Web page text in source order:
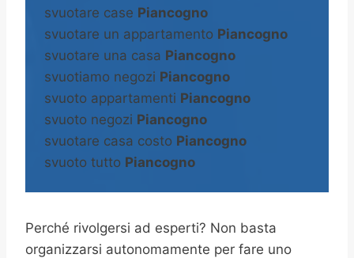
svuotare case Piancogno
svuotare un appartamento Piancogno
svuotare una casa Piancogno
svuotiamo negozi Piancogno
svuoto appartamenti Piancogno
svuoto negozi Piancogno
svuotare casa costo Piancogno
svuoto tutto Piancogno
Perché rivolgersi ad esperti? Non basta
organizzarsi autonomamente per fare uno